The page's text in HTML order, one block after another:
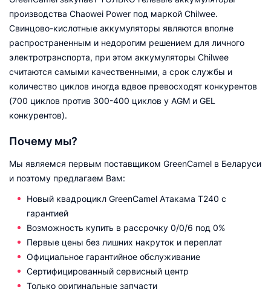
производства Chaowei Power под маркой Chilwee.
Свинцово-кислотные аккумуляторы являются вполне
распространенным и недорогим решением для личного
электротранспорта, при этом аккумуляторы Chilwee
считаются самыми качественными, а срок службы и
количество циклов иногда вдвое превосходят конкурентов
(700 циклов против 300-400 циклов у AGM и GEL
конкурентов).
Почему мы?
Мы являемся первым поставщиком GreenCamel в Беларуси
и поэтому предлагаем Вам:
Новый квадроцикл GreenCamel Атакама T240 с
гарантией
Возможность купить в рассрочку 0/0/6 под 0%
Первые цены без лишних накруток и переплат
Официальное гарантийное обслуживание
Сертифицированный сервисный центр
Только оригинальные запчасти